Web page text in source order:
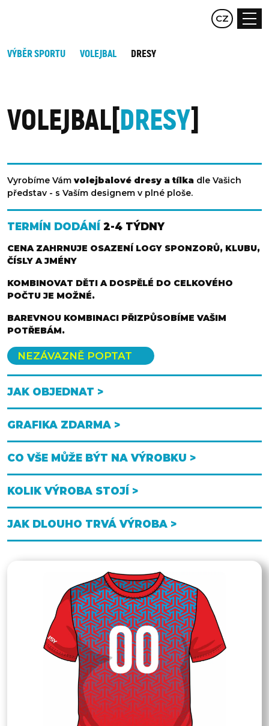
EN DE
CZ
VÝBĚR SPORTU VOLEJBAL DRESY
VOLEJBAL DRESY
Vyrobíme Vám volejbalové dresy a tílka dle Vašich
představ - s Vaším designem v plné ploše.
TERMÍN DODÁNÍ 2-4 TÝDNY
CENA ZAHRNUJE OSAZENÍ LOGY SPONZORŮ, KLUBU,
ČÍSLY A JMÉNY
KOMBINOVAT DĚTI A DOSPĚLÉ DO CELKOVÉHO
POČTU JE MOŽNÉ.
BAREVNOU KOMBINACI PŘIZPŮSOBÍME VAŠIM
POTŘEBÁM.
NEZÁVAZNĚ POPTAT
JAK OBJEDNAT >
GRAFIKA ZDARMA >
CO VŠE MŮŽE BÝT NA VÝROBKU >
KOLIK VÝROBA STOJÍ >
JAK DLOUHO TRVÁ VÝROBA >